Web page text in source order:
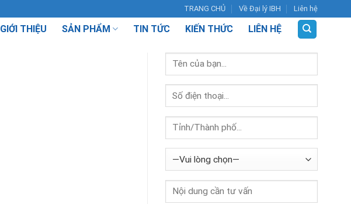
TRANG CHỦ Về Đại lý IBH Liên hệ
GIỚI THIỆU SẢN PHẨM TIN TỨC KIẾN THỨC LIÊN HỆ